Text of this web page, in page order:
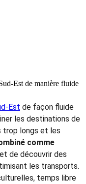
Est de manière fluide
Est de façon fluide
les destinations de
trop longs et les
comme
de découvrir des
les transports.
temps libre